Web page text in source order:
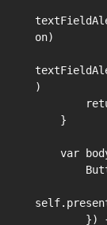
on)
)